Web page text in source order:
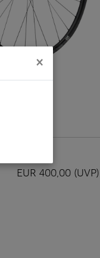
×
EUR 400,00 (UVP)